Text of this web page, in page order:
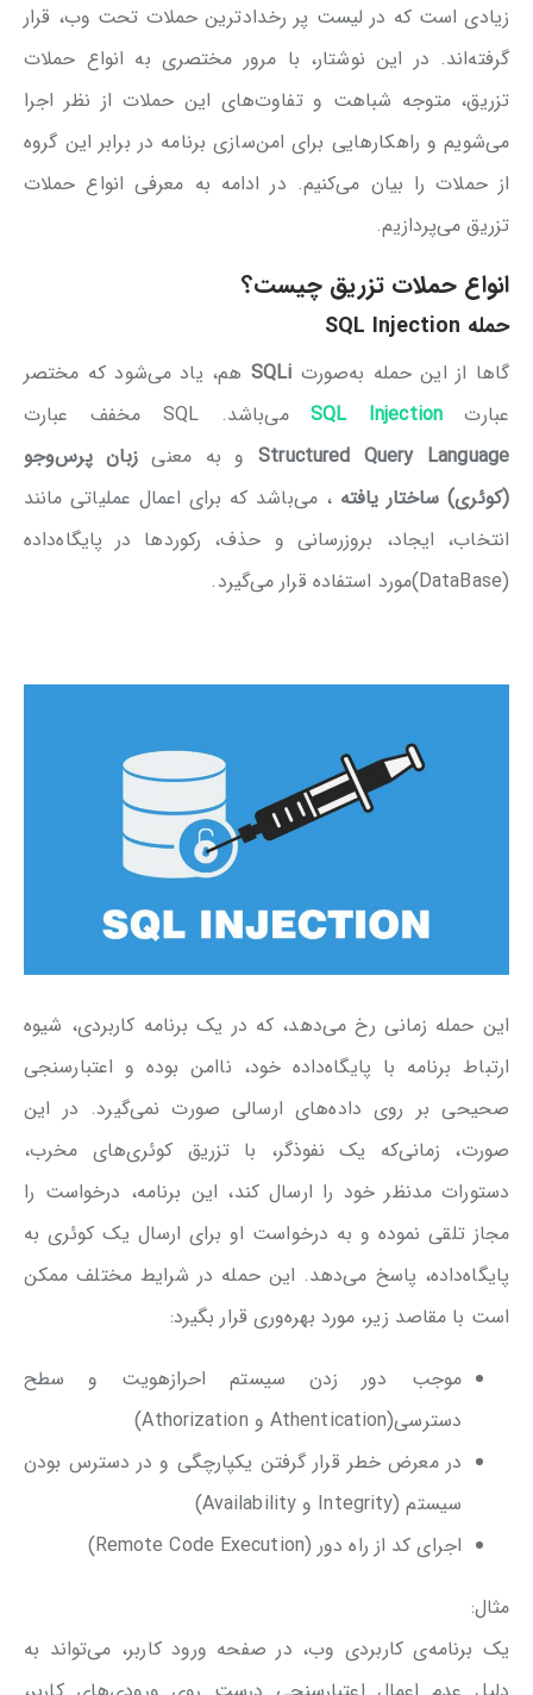
زیادی است که در لیست پر رخداد‌ترین حملات تحت وب، قرار
گرفته‌اند. در این نوشتار، با مرور مختصری به انواع حملات
تزریق، متوجه شباهت‌ و تفاوت‌های این حملات از نظر اجرا
می‌شویم و راهکارهایی برای امن‌سازی برنامه در برابر این گروه
از حملات را بیان می‌کنیم. در ادامه به معرفی انواع حملات
تزریق می‌پردازیم.
انواع حملات تزریق چیست؟
حمله SQL Injection
گاها از این حمله به‌صورت SQLi هم، یاد می‌شود که مختصر
عبارتSQL Injectionمی‌باشد. SQL مخفف عبارت
Structured Query Languageو به معنیزبان پرس‌و‌جو
(کوئری) ساختار یافته، می‌باشد که برای اعمال عملیاتی مانند
انتخاب، ایجاد، بروزرسانی و حذف، رکوردها در پایگاه‌داده
(DataBase)مورد استفاده قرار می‌گیرد.
این حمله زمانی رخ می‌دهد، که در یک برنامه کاربردی، شیوه
ارتباط برنامه با پایگاه‌داده خود، ناامن بوده و اعتبارسنجی
صحیحی بر روی داده‌های ارسالی صورت نمی‌گیرد. در این
صورت، زمانی‌که یک نفوذگر، با تزریق کوئری‌های مخرب،
دستورات مدنظر خود را ارسال ‌کند، این برنامه، درخواست را
مجاز تلقی نموده و به درخواست او برای ارسال یک کوئری به
پایگاه‌داده، پاسخ می‌دهد. این حمله در شرایط مختلف ممکن
است با مقاصد زیر، مورد بهره‌وری قرار بگیرد:
موجب دور زدن سیستم احراز‌هویت و سطح
دسترسی(Athentication و Athorization)
در معرض خطر قرار گرفتن یکپارچگی و در دسترس بودن
سیستم (Integrity و Availability)
اجرای کد از راه دور (Remote Code Execution)
مثال:
یک برنامه‌ی کاربردی وب، در صفحه ورود کاربر، می‌تواند به